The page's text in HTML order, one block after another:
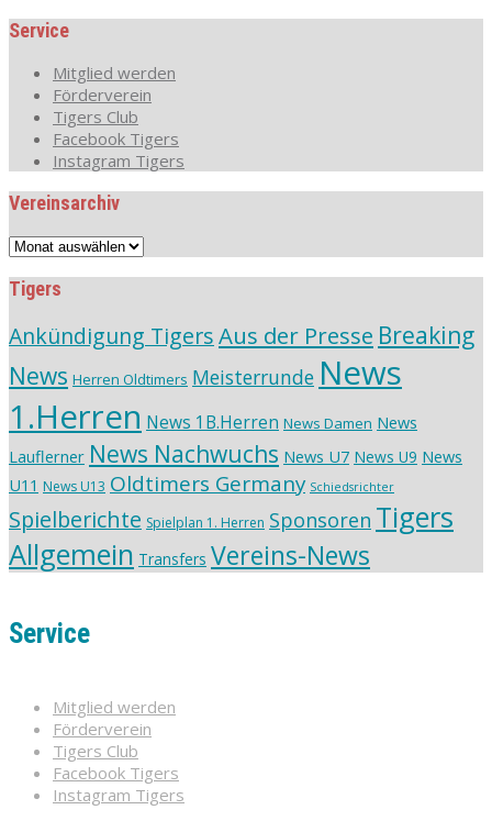
Service
Mitglied werden
Förderverein
Tigers Club
Facebook Tigers
Instagram Tigers
Vereinsarchiv
Vereinsarchiv
Tigers
Ankündigung TigersAus der Presse Breaking
News Herren Oldtimers Meisterrunde News
1.Herren News 1B.Herren News Damen News
Lauflerner News Nachwuchs News U7 News U9 News
U11 News U13 Oldtimers Germany Schiedsrichter
Spielberichte Spielplan 1. Herren Sponsoren Tigers
Allgemein Transfers Vereins-News
Service
Mitglied werden
Förderverein
Tigers Club
Facebook Tigers
Instagram Tigers